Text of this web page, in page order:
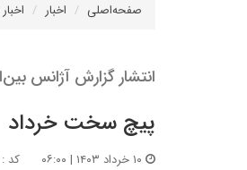
صفحه‌اصلی اخبار
انتشار گزارش آژانس
پیچ سخت خرداد
کد : ۲۰۲۶۳۶۷